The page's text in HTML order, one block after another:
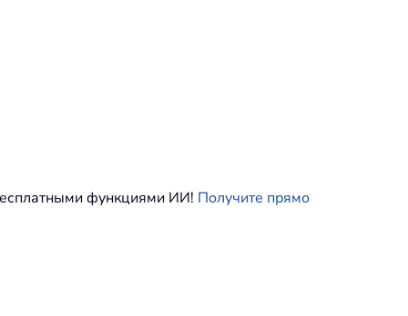
функциями ИИ! Получите прямо